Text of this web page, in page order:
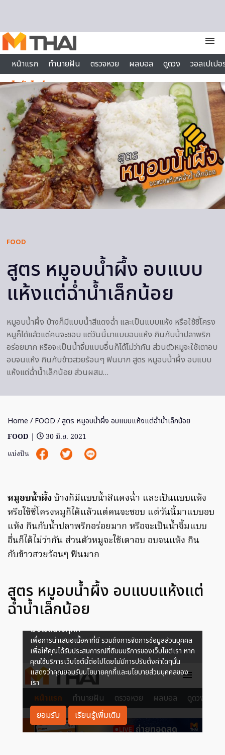
menu
หน้าแรก
ทำนายฝัน ตรวจหวย ผลบอล ดูดวง
วอลเปเป
ไลฟ์สไตล์
FOOD
สูตร หมูอบน้ำผึ้ง อบแบบ
แห้งแต่ฉ่ำน้ำเล็กน้อย
หมูอบน้ำผึ้ง บ้างก็มีแบบน้ำสีแดงฉ่ำ และเป็นแบบแห้ง หรือใช้ซี่โครง
หมูก็ได้แล้วแต่คนจะชอบ แต่วันนี้มาแบบอบแห้ง กินกับน้ำปลาพริก
อร่อยมาก หรือจะเป็นน้ำจิ้มแบบอื่นก็ได้ไม่ว่ากัน ส่วนตัวหมูจะใช้เตาอบ
อบจนแห้ง กินกับข้าวสวยร้อนๆ ฟินมาก สูตร หมูอบน้ำผึ้ง อบแบบ
แห้งแต่ฉ่ำน้ำเล็กน้อย ส่วนผสม…
Home / FOOD / สูตร หมูอบน้ำผึ้ง อบแบบแห้งแต่ฉ่ำน้ำเล็กน้อย
FOOD |
30 มิ.ย. 2021
แบ่งปัน
หมูอบน้ำผึ้งบ้างก็มีแบบน้ำสีแดงฉ่ำ และเป็นแบบแห้ง
หรือใช้ซี่โครงหมูก็ได้แล้วแต่คนจะชอบ แต่วันนี้มาแบบอบ
แห้ง กินกับน้ำปลาพริกอร่อยมาก หรือจะเป็นน้ำจิ้มแบบ
อื่นก็ได้ไม่ว่ากัน ส่วนตัวหมูจะใช้เตาอบ อบจนแห้ง กิน
กับข้าวสวยร้อนๆ ฟินมาก
สูตร หมูอบน้ำผึ้ง อบแบบแห้งแต่
ฉ่ำน้ำเล็กน้อย